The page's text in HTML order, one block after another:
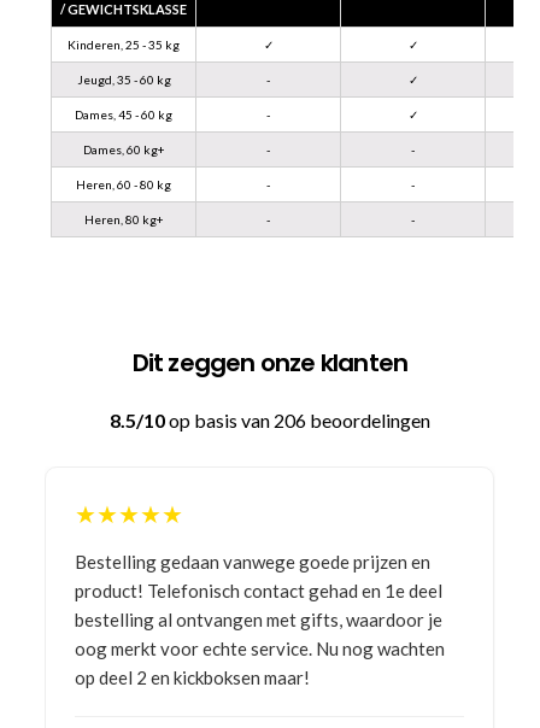
/ GEWICHTSKLASSE
Kinderen, 25 - 35 kg ✓ ✓
Jeugd, 35 - 60 kg - ✓
Dames, 45 - 60 kg - ✓
Dames, 60 kg+ - -
Heren, 60 - 80 kg - -
Heren, 80 kg+ - -
Dit zeggen onze klanten
8.5/10op basis van 206 beoordelingen
★★★★★
Bestelling gedaan vanwege goede prijzen en
product! Telefonisch contact gehad en 1e deel
bestelling al ontvangen met gifts, waardoor je
oog merkt voor echte service. Nu nog wachten
op deel 2 en kickboksen maar!